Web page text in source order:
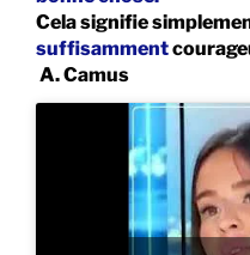
Cela signifie
suffisamment
A. Camus